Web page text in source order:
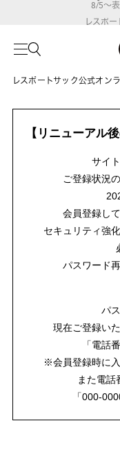
レスポ
8/5～
レスポートサック公式オン
【リニューアル
サイ
ご登録状況
会員登録し
セキュリティ強
パスワード
パ
現在ご登録い
「電話
※会員登録時に
また電話
「000-